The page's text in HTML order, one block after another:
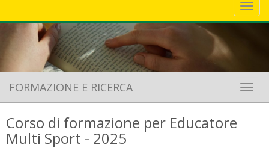
FORMAZIONE E RICERCA
Corso di formazione per Educatore
Multi Sport - 2025